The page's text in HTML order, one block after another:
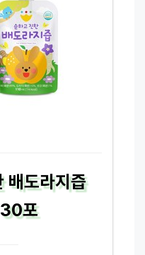
배도라지즙
포